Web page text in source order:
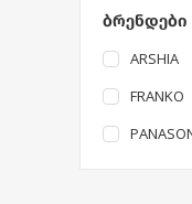
ᲑᲠᲔᲜᲓᲔᲑᲘ
ARSHIA
FRANKO